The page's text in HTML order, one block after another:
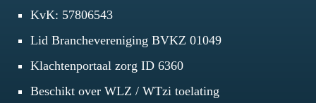
KvK: 57806543
Lid Branchevereniging BVKZ 01049
Klachtenportaal zorg ID 6360
Beschikt over WLZ / WTzi toelating